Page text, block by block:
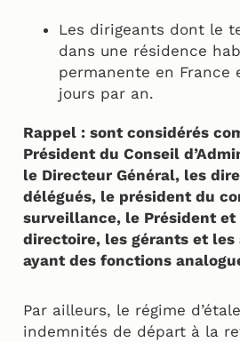
Les dirigeants dont le
dans une résidence
permanente en France
jours par an.
Rappel : sont considérés
Président du Conseil
le Directeur Général, les
délégués, le président du
surveillance, le Président et
directoire, les gérants et
ayant des fonctions
Par ailleurs, le régime
indemnités de départ à la